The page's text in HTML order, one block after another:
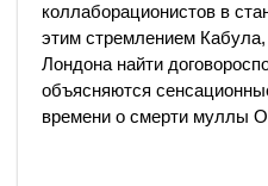
коллаборационистов в
этим стремлением
Лондона найти
объясняются
времени о смерти муллы